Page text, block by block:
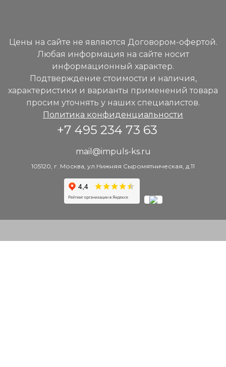
Цены на сайте не являются Договором-офертой.
Любая информация на сайте носит
информационный характер.
Подтверждение стоимости и наличия,
характеристики и варианты применений товара
просим уточнять у наших специалистов.
Политика конфиденциальности
+7 495 234 73 63
mail@impuls-ks.ru
105120, г. Москва, ул.Нижняя Сыромятническая, д.11